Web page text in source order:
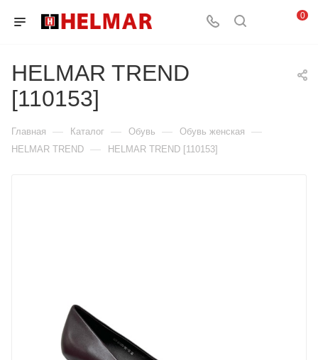
0
HELMAR TREND
[110153]
Главная — Каталог — Обувь — Обувь женская —
HELMAR TREND — HELMAR TREND [110153]